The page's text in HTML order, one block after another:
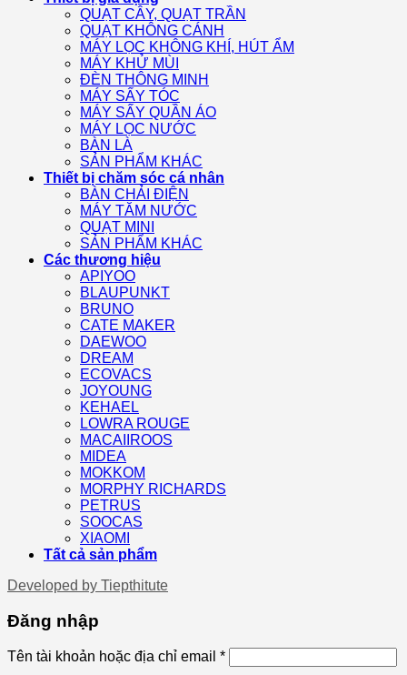
QUẠT CÂY, QUẠT TRẦN
QUẠT KHÔNG CÁNH
MÁY LỌC KHÔNG KHÍ, HÚT ẨM
MÁY KHỬ MÙI
ĐÈN THÔNG MINH
MÁY SẤY TÓC
MÁY SẤY QUẦN ÁO
MÁY LỌC NƯỚC
BÀN LÀ
SẢN PHẨM KHÁC
Thiết bị chăm sóc cá nhân
BÀN CHẢI ĐIỆN
MÁY TĂM NƯỚC
QUẠT MINI
SẢN PHẨM KHÁC
Các thương hiệu
APIYOO
BLAUPUNKT
BRUNO
CATE MAKER
DAEWOO
DREAM
ECOVACS
JOYOUNG
KEHAEL
LOWRA ROUGE
MACAIIROOS
MIDEA
MOKKOM
MORPHY RICHARDS
PETRUS
SOOCAS
XIAOMI
Tất cả sản phẩm
Developed by Tiepthitute
Đăng nhập
Tên tài khoản hoặc địa chỉ email *